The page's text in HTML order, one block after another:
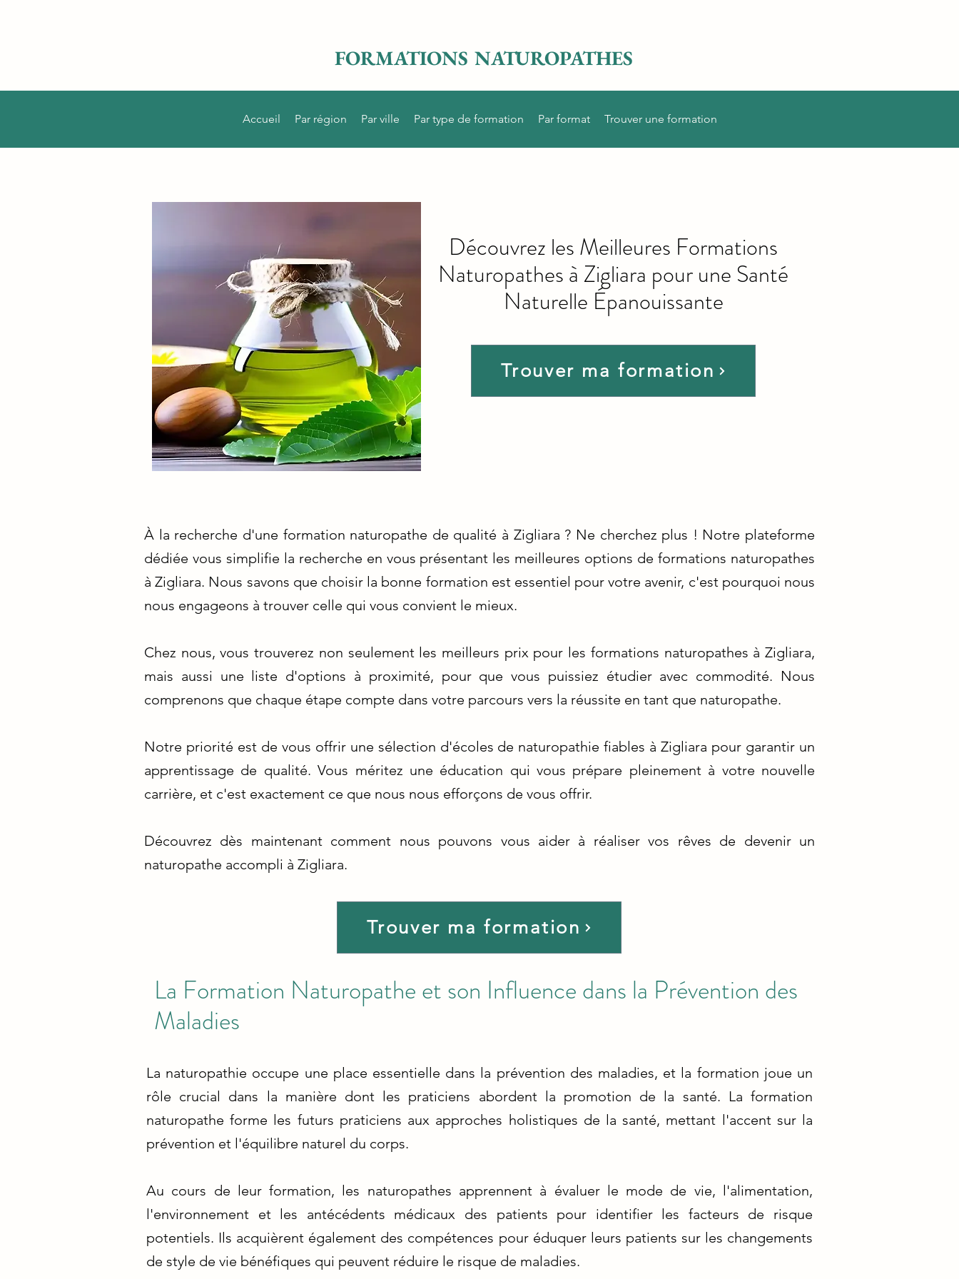
FORMATIONS NATUROPATHES
Accueil Par région Par ville Par type de formation Par format Trouver une formation
Trouver ma formation
Découvrez les Meilleures Formations
Naturopathes à Zigliara pour une Santé
Naturelle Épanouissante
À la recherche d'une formation naturopathe de qualité à Zigliara ? Ne cherchez plus ! Notre plateforme
dédiée vous simplifie la recherche en vous présentant les meilleures options de formations naturopathes
à Zigliara. Nous savons que choisir la bonne formation est essentiel pour votre avenir, c'est pourquoi nous
nous engageons à trouver celle qui vous convient le mieux.
Chez nous, vous trouverez non seulement les meilleurs prix pour les formations naturopathes à Zigliara,
mais aussi une liste d'options à proximité, pour que vous puissiez étudier avec commodité. Nous
comprenons que chaque étape compte dans votre parcours vers la réussite en tant que naturopathe.
Notre priorité est de vous offrir une sélection d'écoles de naturopathie fiables à Zigliara pour garantir un
apprentissage de qualité. Vous méritez une éducation qui vous prépare pleinement à votre nouvelle
carrière, et c'est exactement ce que nous nous efforçons de vous offrir.
Découvrez dès maintenant comment nous pouvons vous aider à réaliser vos rêves de devenir un
naturopathe accompli à Zigliara.
Trouver ma formation
La Formation Naturopathe et son Influence dans la Prévention des
Maladies
La naturopathie occupe une place essentielle dans la prévention des maladies, et la formation joue un
rôle crucial dans la manière dont les praticiens abordent la promotion de la santé. La formation
naturopathe forme les futurs praticiens aux approches holistiques de la santé, mettant l'accent sur la
prévention et l'équilibre naturel du corps.
Au cours de leur formation, les naturopathes apprennent à évaluer le mode de vie, l'alimentation,
l'environnement et les antécédents médicaux des patients pour identifier les facteurs de risque
potentiels. Ils acquièrent également des compétences pour éduquer leurs patients sur les changements
de style de vie bénéfiques qui peuvent réduire le risque de maladies.